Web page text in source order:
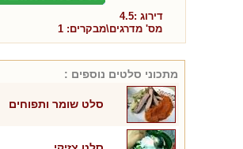
דירוג :4.5
מס' מדרגים\מבקרים: 1
מתכוני סלטים נוספים :
סלט שומר ותפוחים